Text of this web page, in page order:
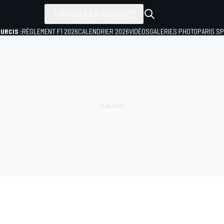
:RÈGLEMENT F1 2026CALENDRIER 2026VIDÉOSGALERIES PHOTOPARIS